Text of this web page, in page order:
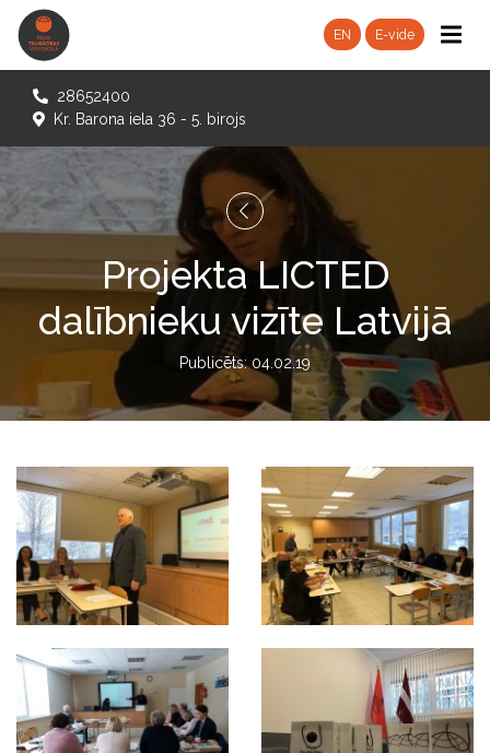
EN E-vide
28652400
Kr. Barona iela 36 - 5. birojs
Projekta LICTED
dalībnieku vizīte Latvijā
Publicēts: 04.02.19